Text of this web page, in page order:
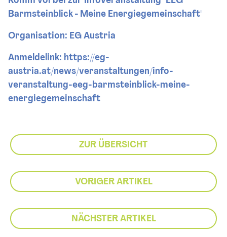
Barmsteinblick - Meine Energiegemeinschaft"
Organisation: EG Austria
Anmeldelink: https://eg-
austria.at/news/veranstaltungen/info-
veranstaltung-eeg-barmsteinblick-meine-
energiegemeinschaft
ZUR ÜBERSICHT
VORIGER ARTIKEL
NÄCHSTER ARTIKEL